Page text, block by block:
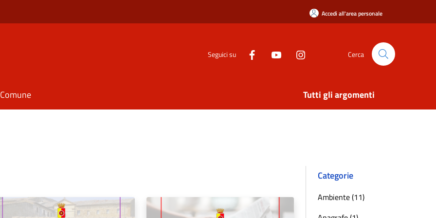
Accedi all'area personale
Seguici su Cerca
Tutti gli argomenti
Categorie
Ambiente (11)